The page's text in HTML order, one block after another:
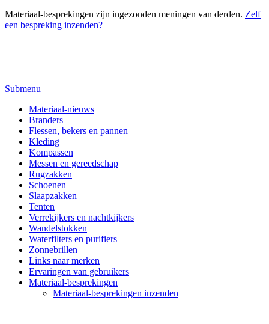
Materiaal-besprekingen zijn ingezonden meningen van derden. Zelf
een bespreking inzenden?
Submenu
Materiaal-nieuws
Branders
Flessen, bekers en pannen
Kleding
Kompassen
Messen en gereedschap
Rugzakken
Schoenen
Slaapzakken
Tenten
Verrekijkers en nachtkijkers
Wandelstokken
Waterfilters en purifiers
Zonnebrillen
Links naar merken
Ervaringen van gebruikers
Materiaal-besprekingen
Materiaal-besprekingen inzenden